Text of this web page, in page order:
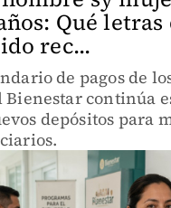
Qué letras
rec...
de pagos de
Bienestar continúa
depósitos para